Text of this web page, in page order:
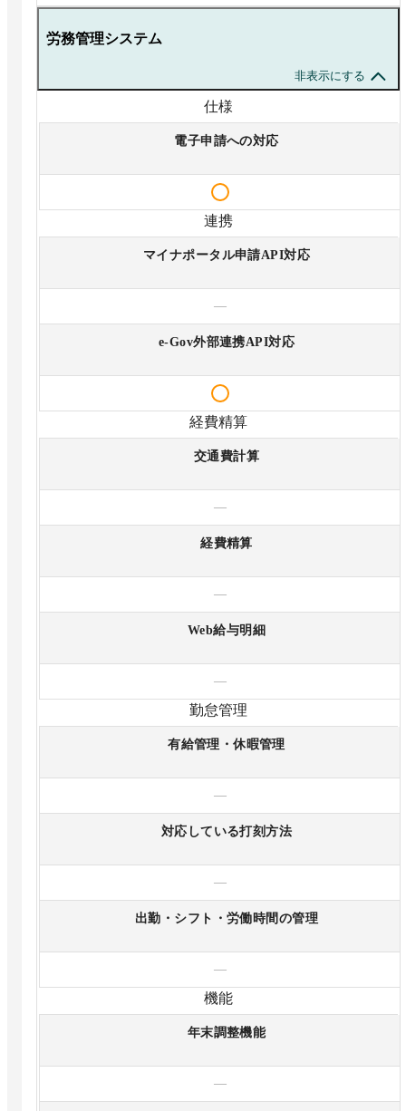
労務管理システム
非表示にする
仕様
電子申請への対応
連携
マイナポータル申請API対応
—
e-Gov外部連携API対応
経費精算
交通費計算
—
経費精算
—
Web給与明細
—
勤怠管理
有給管理・休暇管理
—
対応している打刻方法
—
出勤・シフト・労働時間の管理
—
機能
年末調整機能
—